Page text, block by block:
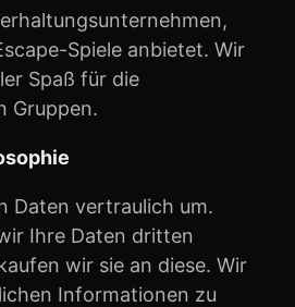
Spiele anbietet. Wir
Spaß für die
Gruppen.
Daten vertraulich um.
Ihre Daten dritten
wir sie an diese. Wir
Informationen zu